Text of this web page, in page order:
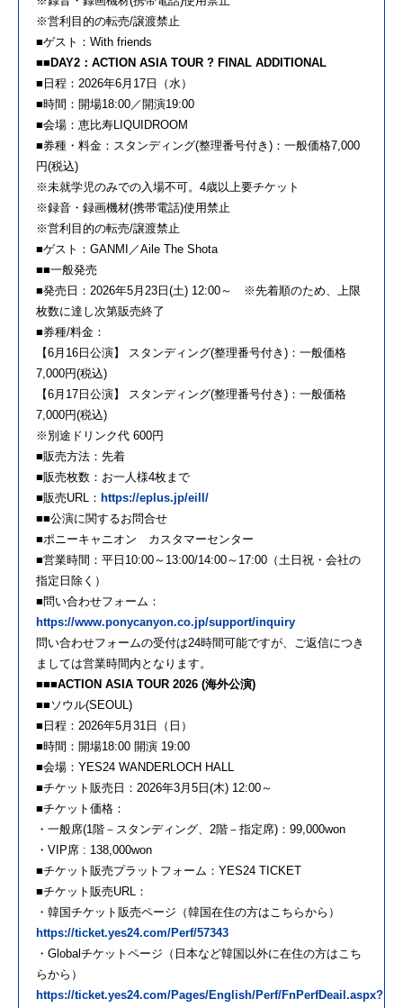
※営利目的の転売/譲渡禁止
■ゲスト：With friends
■■DAY2：ACTION ASIA TOUR ? FINAL ADDITIONAL
■日程：2026年6月17日（水）
■時間：開場18:00／開演19:00
■会場：恵比寿LIQUIDROOM
■券種・料金：スタンディング(整理番号付き)：一般価格7,000
円(税込)
※未就学児のみでの入場不可。4歳以上要チケット
※録音・録画機材(携帯電話)使用禁止
※営利目的の転売/譲渡禁止
■ゲスト：GANMI／Aile The Shota
■■一般発売
■発売日：2026年5月23日(土) 12:00～ ※先着順のため、上限
枚数に達し次第販売終了
■券種/料金：
【6月16日公演】 スタンディング(整理番号付き)：一般価格
7,000円(税込)
【6月17日公演】 スタンディング(整理番号付き)：一般価格
7,000円(税込)
※別途ドリンク代 600円
■販売方法：先着
■販売枚数：お一人様4枚まで
■販売URL： https://eplus.jp/eill/
■■公演に関するお問合せ
■ポニーキャニオン カスタマーセンター
■営業時間：平日10:00～13:00/14:00～17:00（土日祝・会社の
指定日除く）
■問い合わせフォーム：
https://www.ponycanyon.co.jp/support/inquiry
問い合わせフォームの受付は24時間可能ですが、ご返信につき
ましては営業時間内となります。
■■■ACTION ASIA TOUR 2026 (海外公演)
■■ソウル(SEOUL)
■日程：2026年5月31日（日）
■時間：開場18:00 開演 19:00
■会場：YES24 WANDERLOCH HALL
■チケット販売日：2026年3月5日(木) 12:00～
■チケット価格：
・一般席(1階－スタンディング、2階－指定席)：99,000won
・VIP席 : 138,000won
■チケット販売プラットフォーム：YES24 TICKET
■チケット販売URL：
・韓国チケット販売ページ（韓国在住の方はこちらから）
https://ticket.yes24.com/Perf/57343
・Globalチケットページ（日本など韓国以外に在住の方はこち
らから）
https://ticket.yes24.com/Pages/English/Perf/FnPerfDeail.aspx?